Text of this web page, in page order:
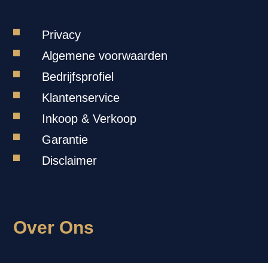
Privacy
Algemene voorwaarden
Bedrijfsprofiel
Klantenservice
Inkoop & Verkoop
Garantie
Disclaimer
Over Ons